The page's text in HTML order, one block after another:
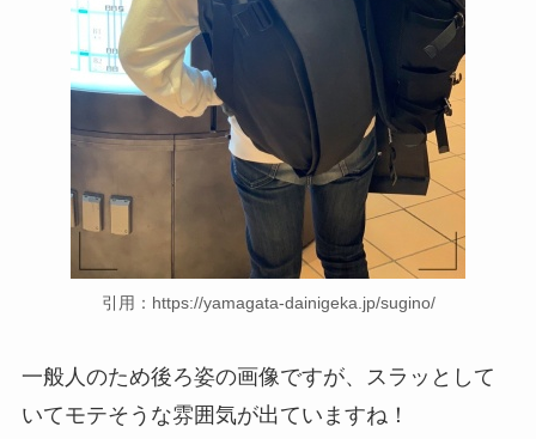
引用：https://yamagata-dainigeka.jp/sugino/
一般人のため後ろ姿の画像ですが、スラッとして
いてモテそうな雰囲気が出ていますね！